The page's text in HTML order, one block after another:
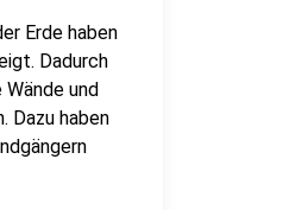
Erde haben
Dadurch
und
Dazu haben